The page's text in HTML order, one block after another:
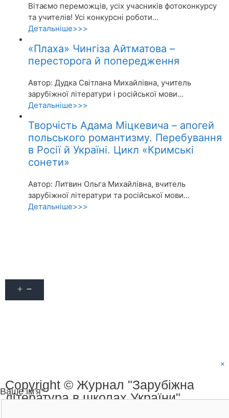
Вітаємо переможців, усіх учасників фотоконкурсу
та учителів! Усі конкурсні роботи...
Детальніше>>>
«Плаха» Чингіза Айтматова –
пересторога й попередження
Автор: Дудка Світлана Михайлівна, учитель
зарубіжної літератури і російської мови...
Детальніше>>>
Творчість Адама Міцкевича – апогей
польського романтизму. Перебування
в Росії й Україні. Цикл «Кримські
сонети»
Автор: Литвин Ольга Михайлівна, вчитель
зарубіжної літератури та російської мови...
Детальніше>>>
Copyright © Журнал "Зарубіжна
література в школах України"
Ваше ім'я*
×